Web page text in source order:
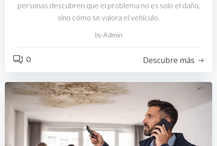
personas descubren que el problema no es solo el daño,
sino cómo se valora el vehículo.
byAdmin
0 Descubre más